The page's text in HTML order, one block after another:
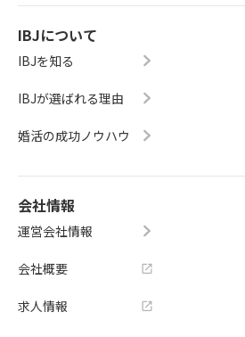
IBJについて
IBJを知る
IBJが選ばれる理由
婚活の成功ノウハウ
会社情報
運営会社情報
会社概要
求人情報